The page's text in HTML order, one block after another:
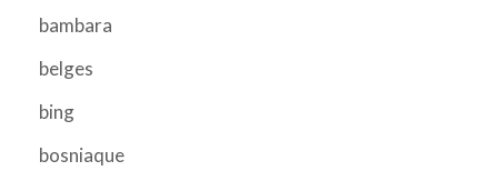
bambara
belges
bing
bosniaque